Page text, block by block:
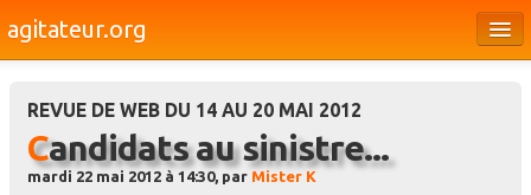
agitateur.org
Bourges & le Cher
Société
REVUE DE WEB DU 14 AU 20 MAI 2012
Candidats au sinistre...
mardi 22 mai 2012 à 14:30, par Mister K